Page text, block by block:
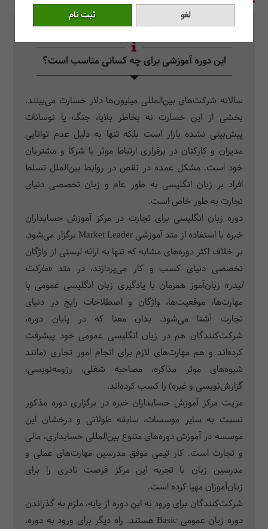
این دوره آموزشی برای چه کسانی مناسب است؟
سالانه شرکت‌های بین‌المللی میلیون‌ها دلار خسارت می‌بینند.
بخشی از این خسارت نه بخاطر بلایا، جنگ یا نوسانات
پیش‌بینی نشده بازار است بلکه تنها به دلیل عدم توانایی
مدیران و کارکنان در برقراری ارتباط موثر با شرکا و مشتریان
خود است. مشکل عمده در نقص در روابط بین‌الملل تسلط
افراد بر زبان انگلیسی به طور عام و زبان تخصصی دنیای
تجارت به طور خاص است.
دوره زبان انگلیسی برای تجارت در مرکز آموزش حسابداران
خبره با استفاده از متد آموزشی Market Leader برگزار می‌­شود.
بر خلاف اکثر دوره‌های مشابه که تنها به ارائه لیستی از واژگان
تخصصی دنیای کسب و کار می‌­پردازند، در متد «مارکت
لیدر» زبان‌آموز همزمان با یادگیری زبان انگلیسی عمومی با
مهارت‌ها، موقعیت­‌ها، واژگان و اصطلاحات رایج در دنیای
تجارت آشنا می‌­شود. بدان معنا که در پایان دوره،
شرکت‌کنندگان هم در زبان انگلیسی عمومی خود پیشرفت
کرده­‌اند و هم مهارت‌های لازم برای انجام امور تجاری (مانند
شیوه‌­های موثر مذاکره، مصاحبه شغلی، رزومه‌نویسی،
گزارش‌نویسی و غیره) را کسب کرده‌اند.
مزیت مرکز آموزش حسابداران خبره در برگزاری دوره مذکور
نسبت به سایر موسسات، سابقه طولانی و درخشان این
موسسه در آموزش دوره‌های متنوع بین‌المللی حسابداری، مالی
و تجارت است. کار تیمی موفق مدرسین مهارت‌های عملی و
مدرسین زبان با تجربه این مرکز فرصت نادری را برای
زبان‌آموزان مهیا کرده است.
شرکت‌کنندگان برای ورود به این دوره از پایه، ملزم به گذراندن
دوره زبان عمومی Basic هستند. راه دیگر برای ورود به دوره،